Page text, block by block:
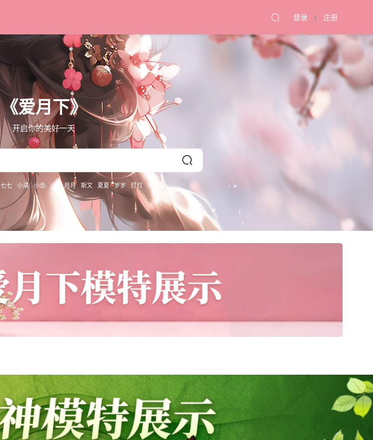
登录 注册
《爱月下》
开启你的美好一天
七七 小清 小念 UU 月月 斯文 夏夏 岁岁 灯灯 乐乐